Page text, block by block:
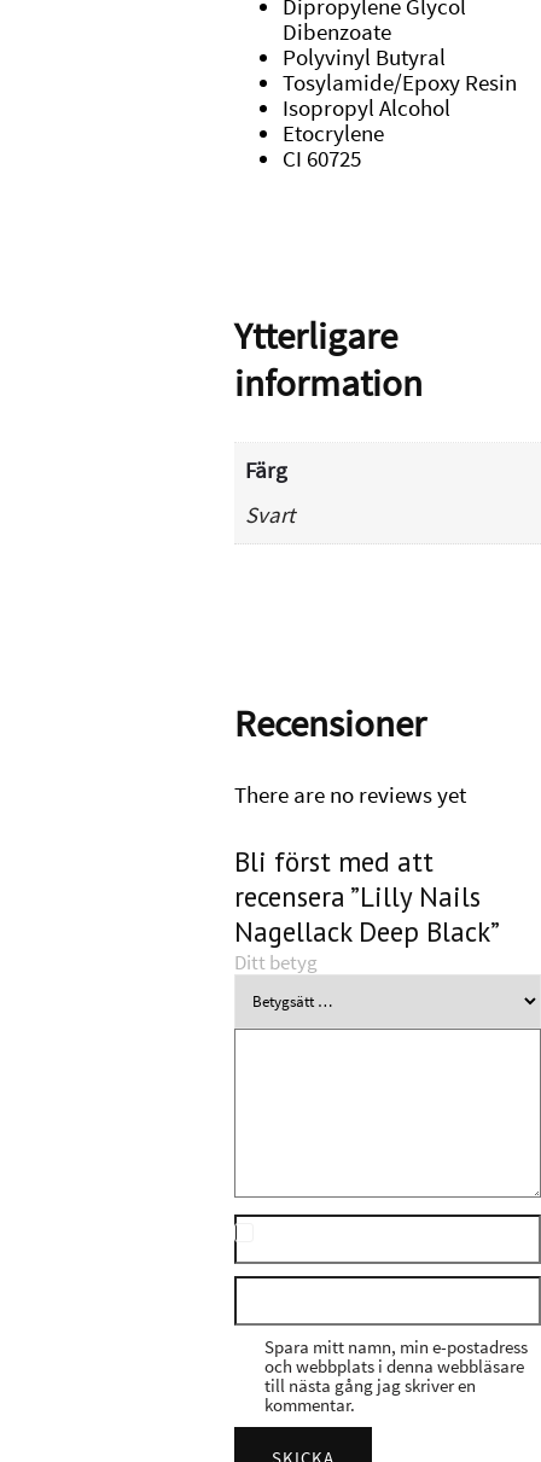
Dipropylene Glycol
Dibenzoate
Polyvinyl Butyral
Tosylamide/Epoxy Resin
Isopropyl Alcohol
Etocrylene
CI 60725
Ytterligare
information
Färg
Svart
Recensioner
There are no reviews yet
Bli först med att
recensera ”Lilly Nails
Nagellack Deep Black”
Ditt betyg
Spara mitt namn, min e-postadress
och webbplats i denna webbläsare
till nästa gång jag skriver en
kommentar.